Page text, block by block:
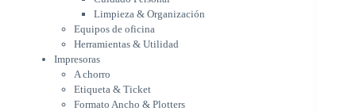
Láser
Matriciales
Multifuncional a Tinta
Multifuncional Láser
Tinta Continua
Informática
Accesorios Varios
Limpieza & Organización
Equipos de oficina
Herramientas & Utilidad
Impresoras
A chorro
Etiqueta & Ticket
Formato Ancho & Plotters